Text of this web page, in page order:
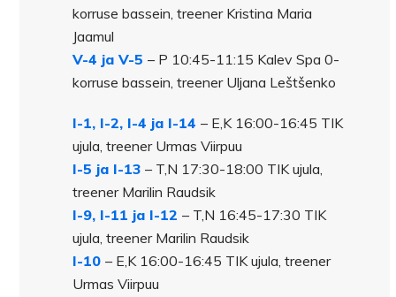
korruse bassein, treener Kristina Maria
Jaamul
V-4 ja V-5– P 10:45-11:15 Kalev Spa 0-
korruse bassein, treener Uljana Leštšenko
I-1, I-2, I-4 ja I-14– E,K 16:00-16:45 TIK
ujula, treener Urmas Viirpuu
I-5 ja I-13– T,N 17:30-18:00 TIK ujula,
treener Marilin Raudsik
I-9, I-11 ja I-12– T,N 16:45-17:30 TIK
ujula, treener Marilin Raudsik
I-10– E,K 16:00-16:45 TIK ujula, treener
Urmas Viirpuu